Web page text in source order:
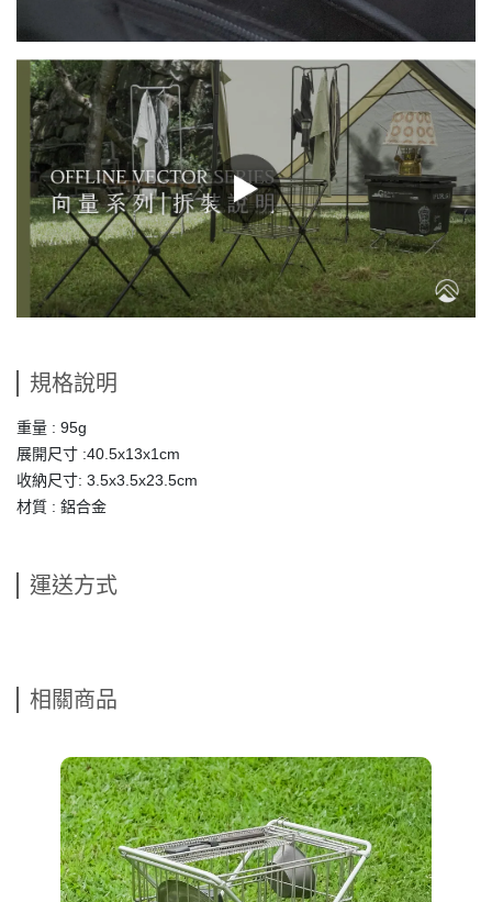
規格說明
重量 : 95g
展開尺寸 :40.5x13x1cm
收納尺寸: 3.5x3.5x23.5cm
材質 : 鋁合金
運送方式
相關商品